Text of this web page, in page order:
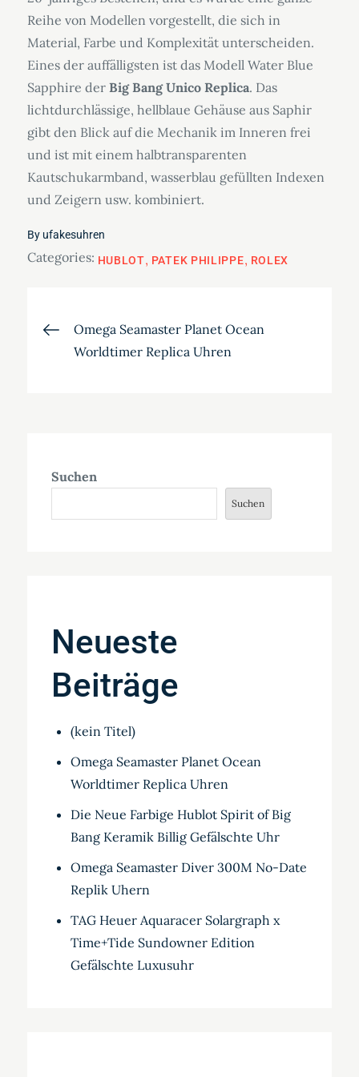
Reihe von Modellen vorgestellt, die sich in
Material, Farbe und Komplexität unterscheiden.
Eines der auffälligsten ist das Modell Water Blue
Sapphire der Big Bang Unico Replica. Das
lichtdurchlässige, hellblaue Gehäuse aus Saphir
gibt den Blick auf die Mechanik im Inneren frei
und ist mit einem halbtransparenten
Kautschukarmband, wasserblau gefüllten Indexen
und Zeigern usw. kombiniert.
By ufakesuhren
Categories: HUBLOT PATEK PHILIPPE ROLEX
Beitragsnavigation
Omega Seamaster Planet Ocean
Worldtimer Replica Uhren
Suchen
Suchen
Neueste
Beiträge
(kein Titel)
Omega Seamaster Planet Ocean
Worldtimer Replica Uhren
Die Neue Farbige Hublot Spirit of Big
Bang Keramik Billig Gefälschte Uhr
Omega Seamaster Diver 300M No-Date
Replik Uhern
TAG Heuer Aquaracer Solargraph x
Time+Tide Sundowner Edition
Gefälschte Luxusuhr